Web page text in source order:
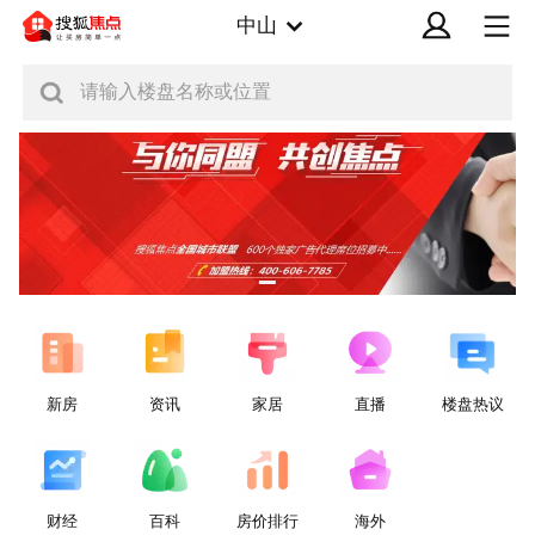
中山
请输入楼盘名称或位置
新房 资讯 家居 直播 楼盘热议
财经 百科 房价排行 海外